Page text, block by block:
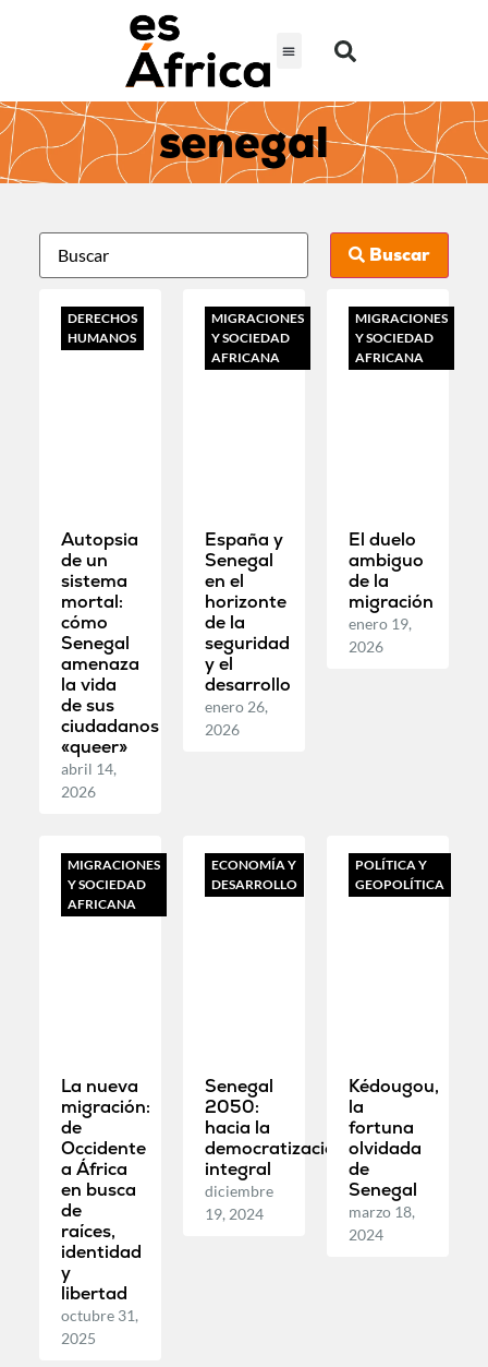
senegal
Buscar
DERECHOS
HUMANOS
Autopsia
de un
sistema
mortal:
cómo
Senegal
amenaza
la vida
de sus
ciudadanos
«queer»
abril 14,
2026
MIGRACIONES
Y SOCIEDAD
AFRICANA
España y
Senegal
en el
horizonte
de la
seguridad
y el
desarrollo
enero 26,
2026
MIGRACIONES
Y SOCIEDAD
AFRICANA
El duelo
ambiguo
de la
migración
enero 19,
2026
MIGRACIONES
Y SOCIEDAD
AFRICANA
La nueva
migración:
de
Occidente
a África
en busca
de
raíces,
identidad
y
libertad
octubre 31,
2025
ECONOMÍA Y
DESARROLLO
Senegal
2050:
hacia la
democratización
integral
diciembre
19, 2024
POLÍTICA Y
GEOPOLÍTICA
Kédougou,
la
fortuna
olvidada
de
Senegal
marzo 18,
2024